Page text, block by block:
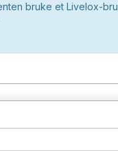
bruke et Livelox-